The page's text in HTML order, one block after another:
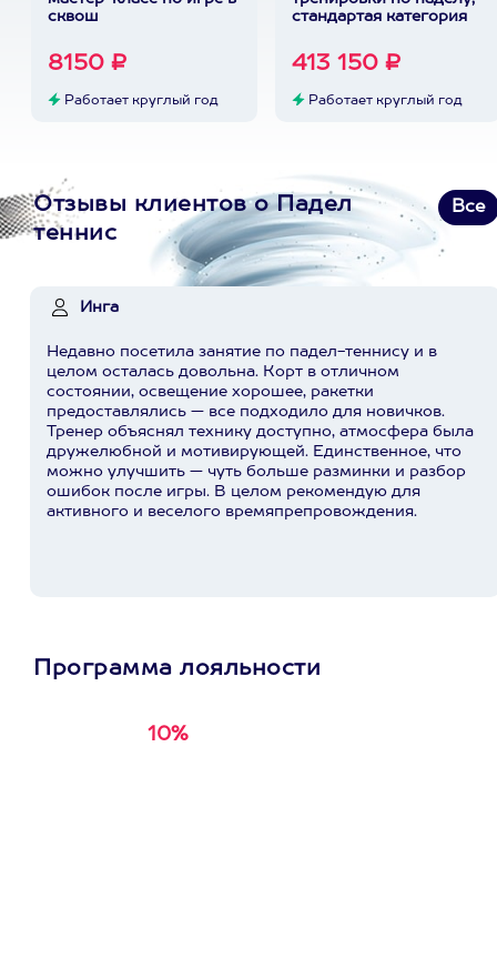
сквош
8150 ₽
Работает круглый год
стандартая категория
413 150 ₽
Работает круглый год
Отзывы клиентов о Падел
теннис
Все
Инга
Недавно посетила занятие по падел-теннису и в
целом осталась довольна. Корт в отличном
состоянии, освещение хорошее, ракетки
предоставлялись — все подходило для новичков.
Тренер объяснял технику доступно, атмосфера была
дружелюбной и мотивирующей. Единственное, что
можно улучшить — чуть больше разминки и разбор
ошибок после игры. В целом рекомендую для
активного и веселого времяпрепровождения.
Программа лояльности
10%